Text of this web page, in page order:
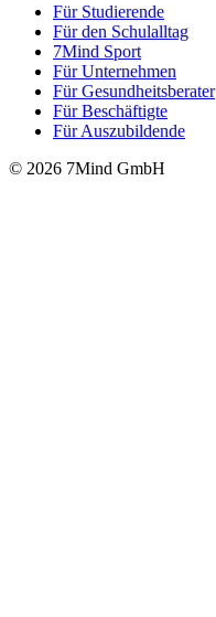
Für Stu­die­rende
Für den Schulalltag
7Mind Sport
Für Unter­neh­men
Für Gesund­heits­be­ra­ter
Für Beschäftigte
Für Auszubildende
© 2026 7Mind GmbH